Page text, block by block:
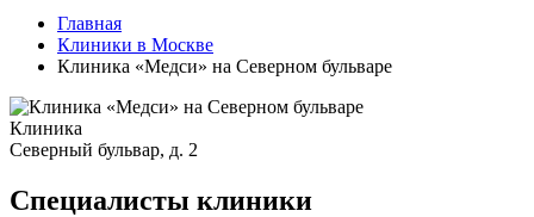
Главная
Клиники в Москве
Клиника «Медси» на Северном бульваре
Клиника
Северный бульвар, д. 2
Специалисты клиники